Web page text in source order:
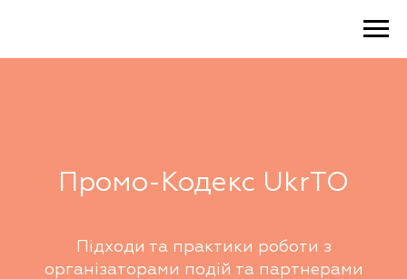
Промо-Кодекс UkrTO
Підходи та практики роботи з
організаторами подій та партнерами